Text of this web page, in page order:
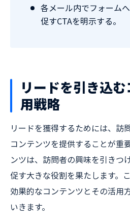
各メール内でフォーム
促すCTAを明示する。
リードを引き込
用戦略
リードを獲得するためには、訪
コンテンツを提供することが重
ンツは、訪問者の興味を引きつ
促す大きな役割を果たします。
効果的なコンテンツとその活用
いきます。